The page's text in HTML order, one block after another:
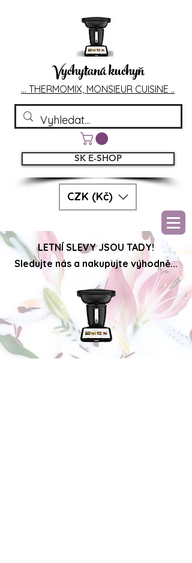
Vychytaná kuchyň
... THERMOMIX, MONSIEUR CUISINE ..
CZK (Kč)
SK E-SHOP
LETNÍ SLEVY JSOU TADY!
Sledujte nás a nakupujte výhodně...